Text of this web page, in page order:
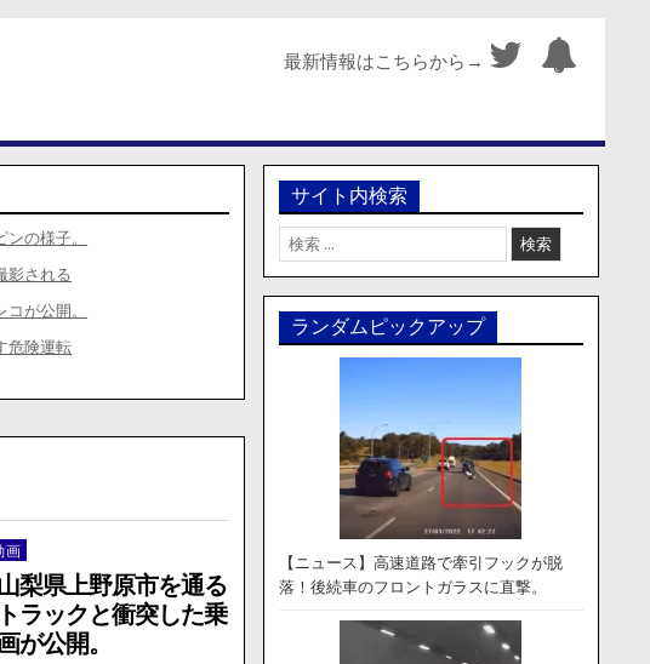
最新情報はこちらから→
の様子。
影される
が公開。
危険運転
画
梨県上野原市を通る
ラックと衝突した乗
が公開。
サイト内検索
検
索:
ランダムピックアップ
【ニュース】高速道路で牽引フックが脱
落！後続車のフロントガラスに直撃。